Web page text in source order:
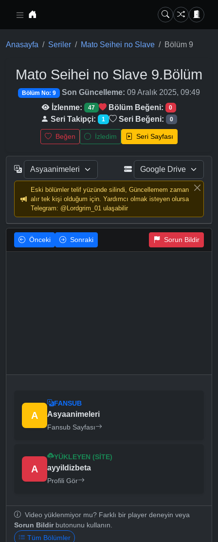
Anasayfa Seriler Mato Seihei no Slave Bölüm 9
Mato Seihei no Slave 9.Bölüm
Bölüm No: 9 Son Güncelleme: 09 Aralık 2025, 09:49
İzlenme:
47 Bölüm Beğeni: 0
Seri Takipçi: 1 Seri Beğeni: 0
Beğen İzledim Seri Sayfası
Eski bölümler telif yüzünde silindi, Güncellemem zaman
alır tek kişi olduğum için. Yardımcı olmak isteyen olursa
Telegram: @Lordgrim_01 ulaşabilir
Önceki Sonraki Sorun Bildir
A
FANSUB
Asyaanimeleri
Fansub Sayfası
A
YÜKLEYEN (SITE)
ayyildizbeta
Profili Gör
Video yüklenmiyor mu? Farklı bir player deneyin veya
Sorun Bildirbutonunu kullanın.
Tüm Bölümler